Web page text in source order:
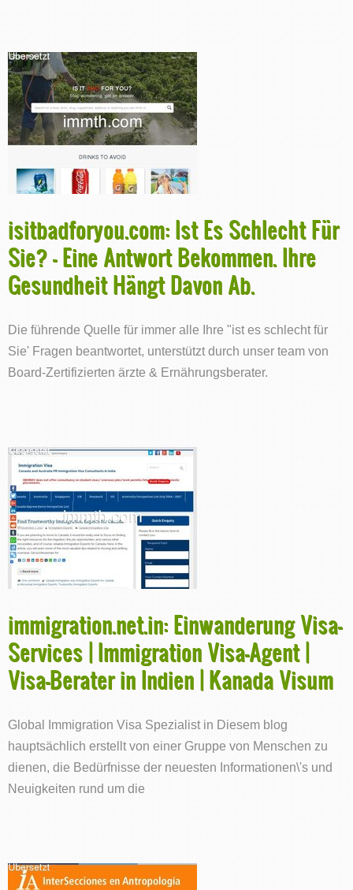
isitbadforyou.com: Ist Es Schlecht Für
Sie? - Eine Antwort Bekommen. Ihre
Gesundheit Hängt Davon Ab.
Die führende Quelle für immer alle Ihre "ist es schlecht für
Sie' Fragen beantwortet, unterstützt durch unser team von
Board-Zertifizierten ärzte & Ernährungsberater.
immigration.net.in: Einwanderung Visa-
Services | Immigration Visa-Agent |
Visa-Berater in Indien | Kanada Visum
Global Immigration Visa Spezialist in Diesem blog
hauptsächlich erstellt von einer Gruppe von Menschen zu
dienen, die Bedürfnisse der neuesten Informationen\'s und
Neuigkeiten rund um die